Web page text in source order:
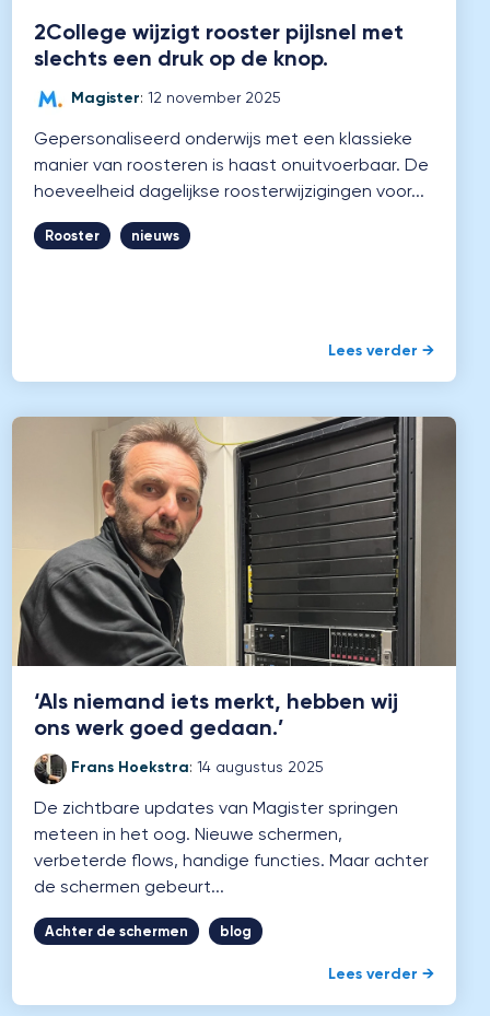
2College wijzigt rooster pijlsnel met
slechts een druk op de knop.
Magister: 12 november 2025
Gepersonaliseerd onderwijs met een klassieke
manier van roosteren is haast onuitvoerbaar. De
hoeveelheid dagelijkse roosterwijzigingen voor...
Rooster nieuws
Lees verder →
‘Als niemand iets merkt, hebben wij
ons werk goed gedaan.’
Frans Hoekstra: 14 augustus 2025
De zichtbare updates van Magister springen
meteen in het oog. Nieuwe schermen,
verbeterde flows, handige functies. Maar achter
de schermen gebeurt...
Achter de schermen blog
Lees verder →